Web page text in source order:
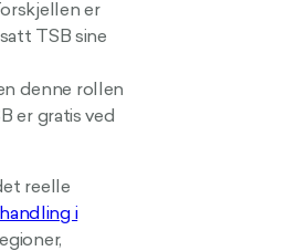
er
TSB sine
denne rollen
er gratis ved
reelle
i